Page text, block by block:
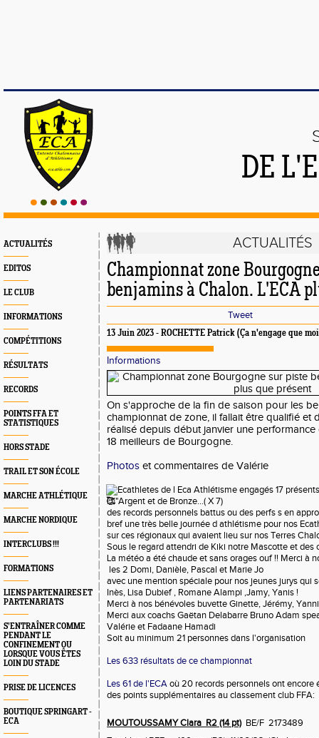
DE
ACTUALITÉS
EDITOS
LE CLUB
INFORMATIONS
COMPÉTITIONS
RÉSULTATS
RECORDS
POINTS FFA ET
STATISTIQUES
HORS STADE
TRAIL ET SON ÉCOLE
MARCHE ATHLÉTIQUE
MARCHE NORDIQUE
INTERCLUBS !!!
FORMATIONS
LIENS PARTENAIRES ET
PARTENARIATS
S’ENTRAÎNER COMME
PENDANT LE
CONFINEMENT OU
LORSQUE VOUS ÊTES
LOIN DU STADE
PRISE DE LICENCES
BOUTIQUE SPRINGART -
ECA
ACTUALITÉS
Championnat zone
benjamins à Chalon. L'ECA
Tweet
13 Juin 2023 - ROCHETTE Patrick (Ça n'engage que
Informations
On s'approche de la fin de saison pour les
championnat de zone, il fallait être qualifié et
réalisé depuis début janvier une
18 meilleurs de Bourgogne.
Photos et commentaires de Valérie
18 Ecathletes de l Eca Athlétismeengagés 17
D "Argent et de Bronze...( X 7)
des records personnels battus ou des perfs s en
bref une très belle journée d athlétisme pour nos
sur ces régionaux qui avaient lieu sur nos Terres
Sous le regard attendri de Kiki notre Mascotte et des
La météo a été chaude et sans orages ouf !! Merci à
les 2 Domi, Danièle, Pascal et Marie Jo
avec une mention spéciale pour nos jeunes jurys qui
Inès,Lisa Dubief , Romane Alampi ,Jamy, Yanis !
Merci à nos bénévoles buvette Ginette, Jérémy,
Merci aux coachsGaëtan Delabarre Bruno Adam
Valérie et Fadaane Hamadi
Soit au minimum 21 personnes dans l'organisation
Les 633 résultats de ce championnat
Les 61 de l'ECAoù 20 records personnels ont
des points supplémentaires au classement club FFA:
MOUTOUSSAMY Clara R2 (14 pt)BE/F 2173489